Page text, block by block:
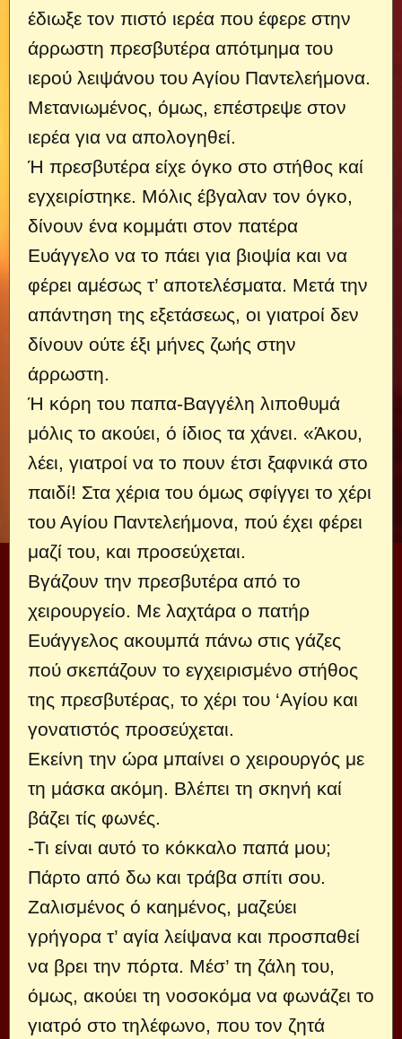
έδιωξε τον πιστό ιερέα που έφερε στην
άρρωστη πρεσβυτέρα απότμημα του
ιερού λειψάνου του Αγίου Παντελεήμονα.
Μετανιωμένος, όμως, επέστρεψε στον
ιερέα για να απολογηθεί.
Ή πρεσβυτέρα είχε όγκο στο στήθος καί
εγχειρί­στηκε. Μόλις έβγαλαν τον όγκο,
δίνουν ένα κομμάτι στον πατέρα
Ευάγγελο να το πάει για βιοψία και να
φέρει αμέσως τ’ αποτελέσματα. Μετά την
απάντηση της εξετάσεως, οι γιατροί δεν
δίνουν ούτε έξι μήνες ζωής στην
άρρωστη.
Ή κόρη του παπα-Βαγγέλη λι­ποθυμά
μόλις το ακούει, ό ίδιος τα χάνει. «Άκου,
λέει, γιατροί να το πουν έτσι ξαφνικά στο
παιδί! Στα χέρια του όμως σφίγγει το χέρι
του Αγίου Παντελεήμονα, πού έχει φέρει
μαζί του, και προσεύχεται.
Βγάζουν την πρεσβυτέρα από το
χειρουργείο. Με λαχτάρα ο πατήρ
Ευάγγελος ακουμπά πάνω στις γά­ζες
πού σκεπάζουν το εγχειρισμένο στήθος
της πρε­σβυτέρας, το χέρι του ‘Αγίου και
γονατιστός προσεύ­χεται.
Εκείνη την ώρα μπαίνει ο χειρουργός με
τη μάσκα ακόμη. Βλέπει τη σκηνή καί
βάζει τίς φωνές.
-Τι είναι αυτό το κόκκαλο παπά μου;
Πάρτο από δω και τράβα σπίτι σου.
Ζαλισμένος ό καημένος, μα­ζεύει
γρήγορα τ’ αγία λείψανα και προσπαθεί
να βρει την πόρτα. Μέσ’ τη ζάλη του,
όμως, ακούει τη νοσο­κόμα να φωνάζει το
γιατρό στο τηλέφωνο, που τον ζη­τά